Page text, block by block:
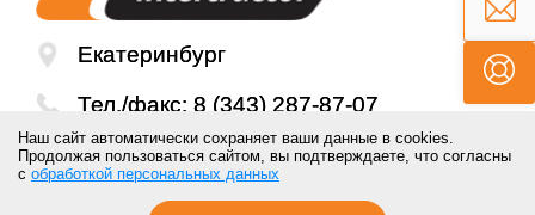
Екатеринбург
Тел./факс: 8 (343) 287-87-07
Email:mail@inter-tractor.ru
Наш сайт автоматически сохраняет ваши данные в cookies.
Продолжая пользоваться сайтом, вы подтверждаете, что согласны
с обработкой персональных данных